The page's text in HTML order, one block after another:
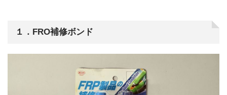
１．FRO補修ボンド